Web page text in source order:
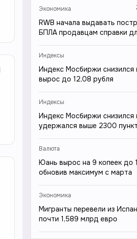
Экономика
RWB начала выдавать
БПЛА продавцам справки
Индексы
Индекс Мосбиржи снизился
вырос до 12,08 рубля
Индексы
Индекс Мосбиржи снизился
удержался выше 2300
Валюта
Юань вырос на 9 копеек до
обновив максимум с марта
Экономика
Мигранты перевели из
почти 1,589 млрд евро